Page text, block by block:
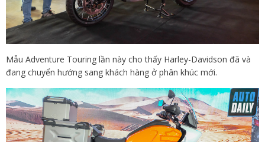
Mẫu Adventure Touring lần này cho thấy Harley-Davidson đã và
đang chuyển hướng sang khách hàng ở phân khúc mới.